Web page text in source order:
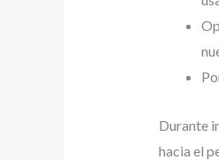
Durante
hacia el